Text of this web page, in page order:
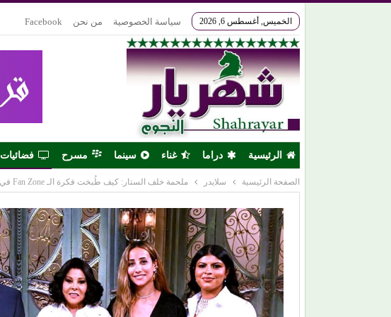
الخميس, أغسطس 6, 2026 سياسة الخصوصية من نحن Facebook
الرئيسية دراما غناء سينما مسرح فضائيات
الصفحة الرئيسية سلايدر ملحمة خلف الستار: كيف طُبخت فكرة الـ Fan Zone في العاصمة الجديدة؟